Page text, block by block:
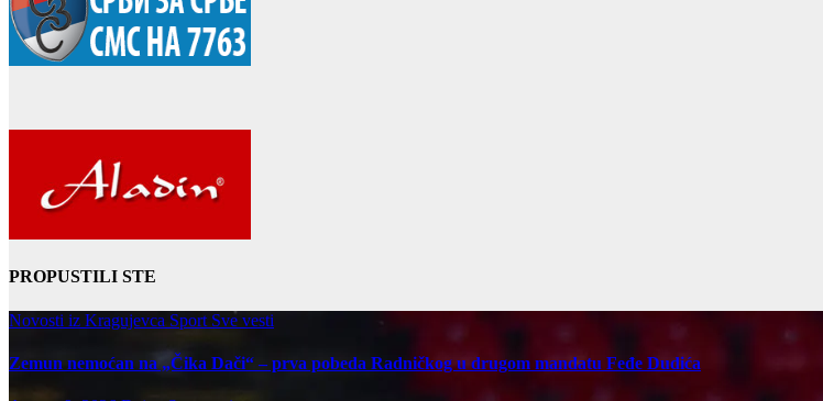
PROPUSTILI STE
Novosti iz Kragujevca Sport Sve vesti
Zemun nemoćan na „Čika Dači“ – prva pobeda Radničkog u drugom mandatu Feđe Dudića